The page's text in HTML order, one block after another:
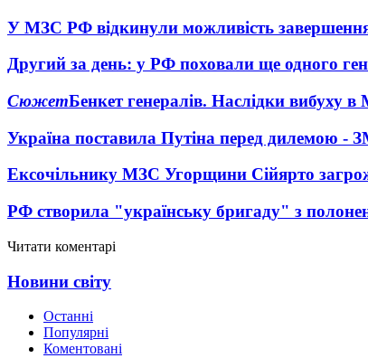
У МЗС РФ відкинули можливість
Другий за день: у РФ поховали ще одного
СюжетБенкет генералів. Наслідки вибуху в
Україна поставила Путіна перед дилемою -
Ексочільнику МЗС Угорщини Сійярто
РФ створила "українську бригаду" з
Читати коментарі
Новини світу
Останні
Популярні
Коментовані